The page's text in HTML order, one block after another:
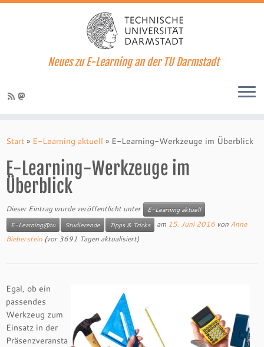
Inhalt
Neues zu E-Learning an der TU Darmstadt
Start » E-Learning aktuell » E-Learning-Werkzeuge im Überblick
E-Learning-Werkzeuge im
Überblick
Dieser Eintrag wurde veröffentlicht unter
E-Learning aktuell
E-Learning@tu
Studierende Tipps & Tricks am 15. Juni 2016 von Anne
Bieberstein (vor 3691 Tagen aktualisiert)
Egal, ob ein
passendes
Werkzeug zum
Einsatz in der
Präsenzveransta